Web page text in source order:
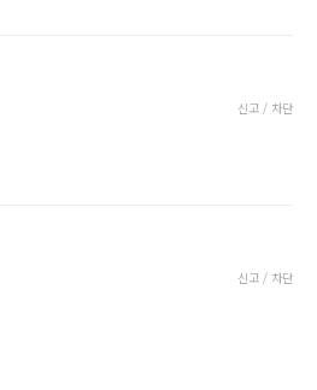
신고 / 차단
신고 / 차단